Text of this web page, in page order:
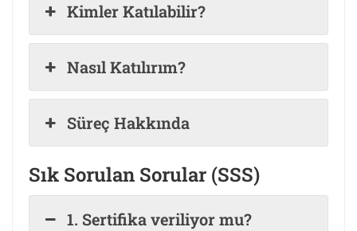
Kimler Katılabilir?
Nasıl Katılırım?
Süreç Hakkında
Sık Sorulan Sorular (SSS)
1. Sertifika veriliyor mu?